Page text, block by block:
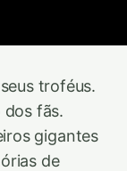
troféus.
dos fãs.
gigantes
de